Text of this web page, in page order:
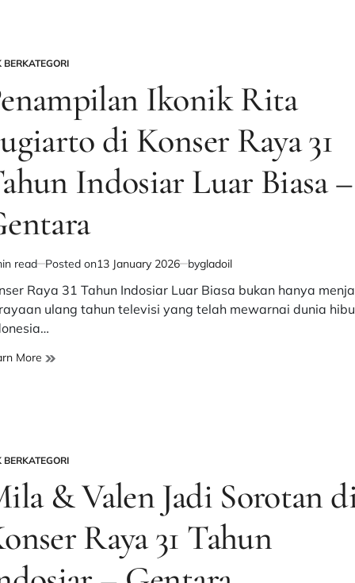
BERKATEGORI
Ikonik Rita
di Konser Raya 31
Indosiar Luar Biasa –
read Posted on13 January 2026 bygladoil
Raya 31 Tahun Indosiar Luar Biasa bukan hanya
ulang tahun televisi yang telah mewarnai dunia
More Penampilan
Raya
Tahun
Indosiar
Biasa
Gentara
BERKATEGORI
& Valen Jadi Sorotan
Raya 31 Tahun